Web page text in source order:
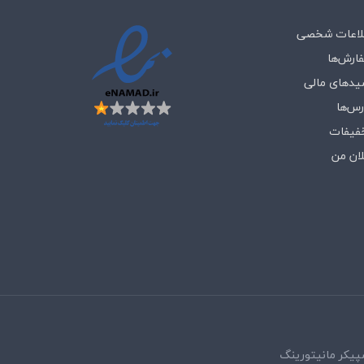
شخصی
مالی
من
مانیتورینگ